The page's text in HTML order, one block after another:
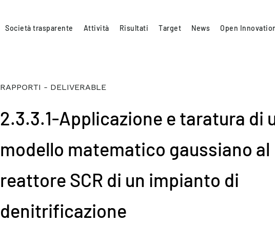
Società trasparente Attività Risultati Target News Open
RAPPORTI - DELIVERABLE
2.3.3.1-Applicazione e taratura di
modello matematico gaussiano al
reattore SCR di un impianto di
denitrificazione